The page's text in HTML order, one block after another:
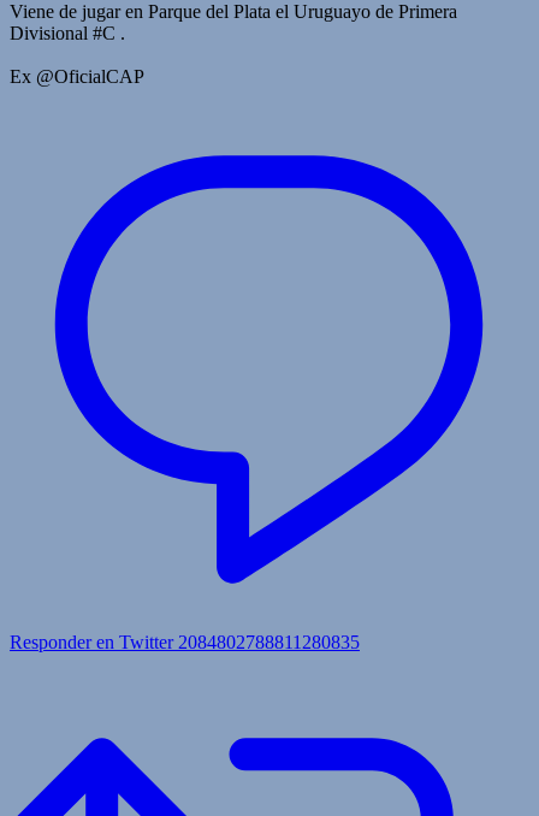
Viene de jugar en Parque del Plata el Uruguayo de Primera
Divisional #C .
Ex @OficialCAP
Responder en Twitter 2084802788811280835